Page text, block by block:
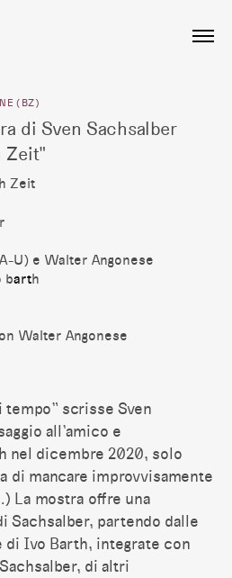
(BZ)
di Sven Sachsalber
Zeit"
Zeit
U) e Walter Angonese
barth
Walter Angonese
tempo” scrisse Sven
all’amico e
nel dicembre 2020, solo
di mancare improvvisamente
La mostra offre una
Sachsalber, partendo dalle
di Ivo Barth, integrate con
di altri